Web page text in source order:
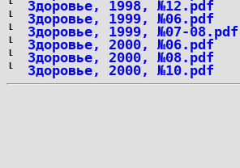
Здоровье, 1998, №12.pdf
Здоровье, 1999, №06.pdf
Здоровье, 1999, №07-08.pdf
Здоровье, 2000, №06.pdf
Здоровье, 2000, №08.pdf
Здоровье, 2000, №10.pdf